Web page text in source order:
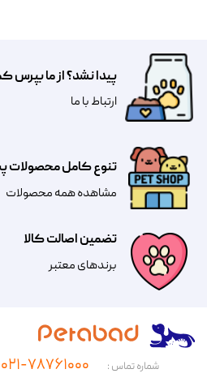
تضمین اصالت کالا
​​برندهای معتبر​​​​​​​
تنوع کامل محصولات
مشاهده همه محصولات
پیدا نشد؟ از ما
​​​ارتباط با ما
شماره تماس : ۰۲۱-۷۸۷۶۱۰۰۰